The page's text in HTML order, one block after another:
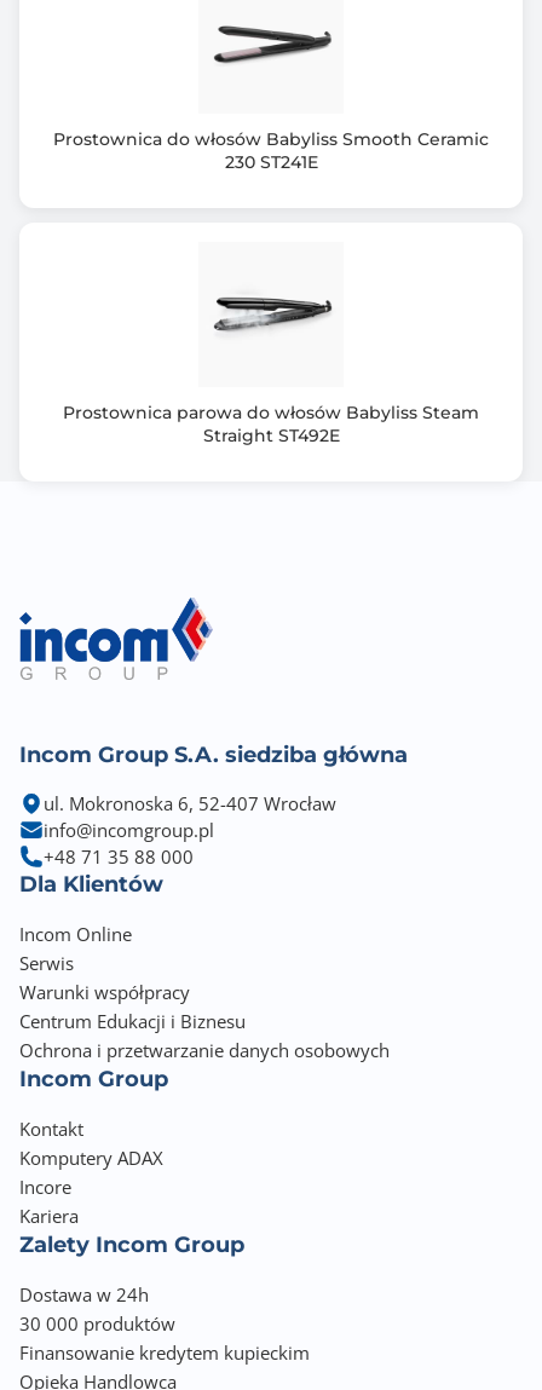
Prostownica do włosów Babyliss Smooth Ceramic
230 ST241E
Prostownica parowa do włosów Babyliss Steam
Straight ST492E
Incom Group S.A. siedziba główna
ul. Mokronoska 6, 52-407 Wrocław
info@incomgroup.pl
+48 71 35 88 000
Dla Klientów
Incom Online
Serwis
Warunki współpracy
Centrum Edukacji i Biznesu
Ochrona i przetwarzanie danych osobowych
Incom Group
Kontakt
Komputery ADAX
Incore
Kariera
Zalety Incom Group
Dostawa w 24h
30 000 produktów
Finansowanie kredytem kupieckim
Opieka Handlowca